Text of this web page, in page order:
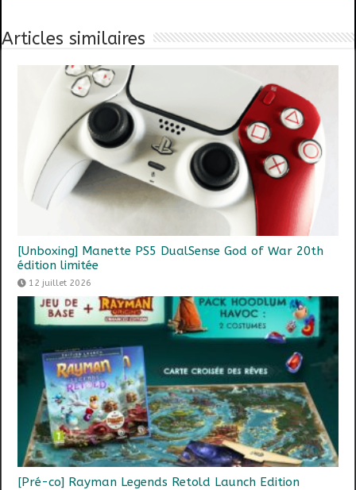
Articles similaires
[Unboxing] Manette PS5 DualSense God of War 20th
édition limitée
12 juillet 2026
[Pré-co] Rayman Legends Retold Launch Edition